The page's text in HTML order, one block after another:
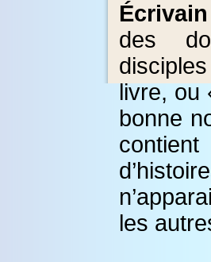
Écrivain
des
livre, ou
bonne
les